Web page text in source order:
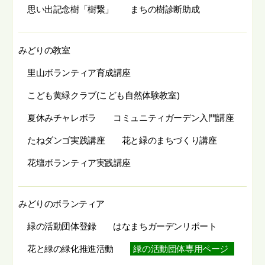
思い出記念樹「樹繋」 まちの樹診断助成
みどりの教室
里山ボランティア育成講座
こども黄緑クラブ(こども自然体験教室)
夏休みチャレボラ コミュニティガーデン入門講座
たねダンゴ実践講座 花と緑のまちづくり講座
花壇ボランティア実践講座
みどりのボランティア
緑の活動団体登録 はなまちガーデンリポート
花と緑の緑化推進活動 緑の活動団体専用ページ